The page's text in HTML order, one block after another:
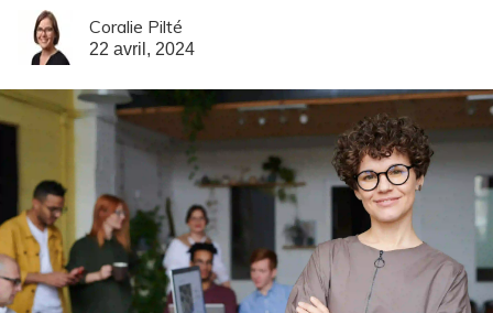
Coralie Pilté
22 avril, 2024